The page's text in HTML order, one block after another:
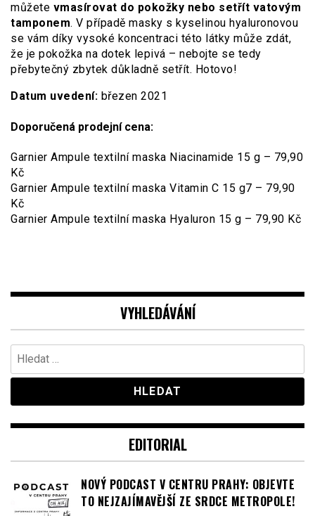
můžete vmasírovat do pokožky nebo setřít vatovým
tamponem. V případě masky s kyselinou hyaluronovou
se vám díky vysoké koncentraci této látky může zdát,
že je pokožka na dotek lepivá – nebojte se tedy
přebytečný zbytek důkladně setřít. Hotovo!
Datum uvedení: březen 2021
Doporučená prodejní cena:
Garnier Ampule textilní maska Niacinamide 15 g – 79,90
Kč
Garnier Ampule textilní maska Vitamin C 15 g7 – 79,90
Kč
Garnier Ampule textilní maska Hyaluron 15 g – 79,90 Kč
VYHLEDÁVÁNÍ
Vyhledávání
EDITORIAL
NOVÝ PODCAST V CENTRU PRAHY: OBJEVTE
TO NEJZAJÍMAVĚJŠÍ ZE SRDCE METROPOLE!